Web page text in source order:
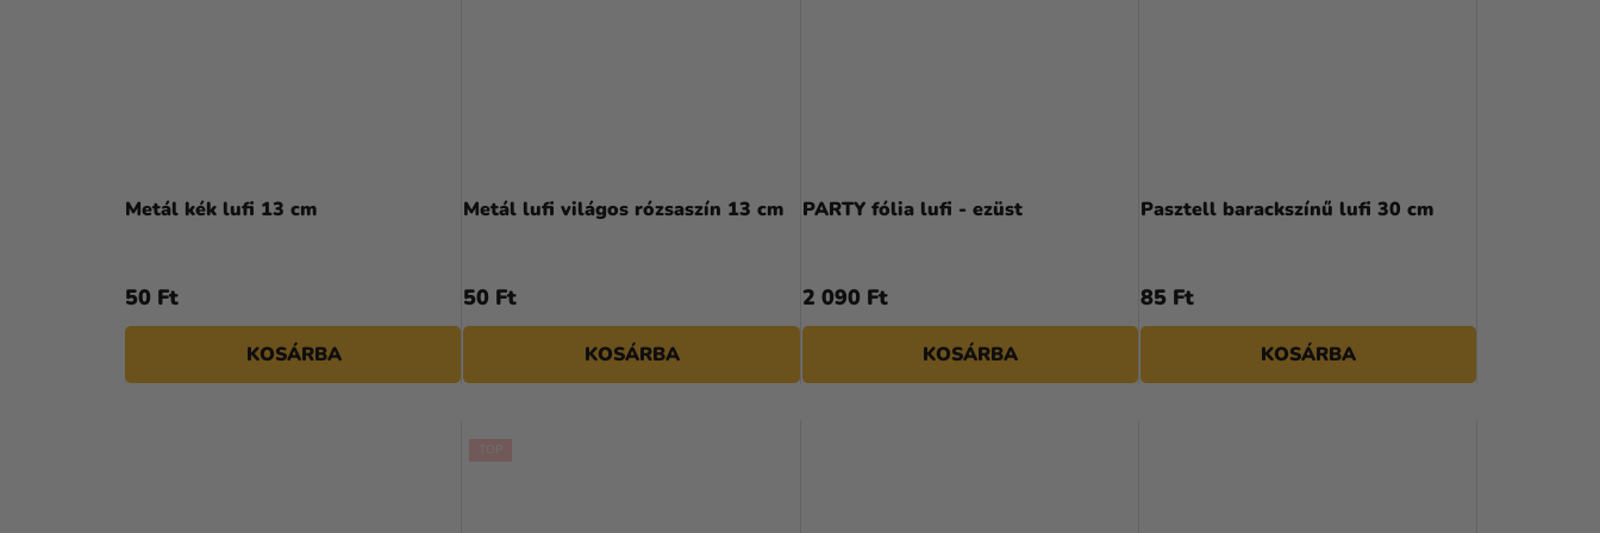
Metál kék lufi 13 cm
50 Ft
KOSÁRBA
Metál lufi világos rózsaszín 13 cm
50 Ft
KOSÁRBA
PARTY fólia lufi - ezüst
2 090 Ft
KOSÁRBA
Pasztell barackszínű lufi 30 cm
85 Ft
KOSÁRBA